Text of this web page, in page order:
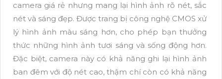
camera giá rẻ nhưng mang lại hình ảnh rõ nét, sắc
nét và sáng đẹp. Được trang bị công nghệ CMOS xử
lý hình ảnh màu sáng hơn, cho phép bạn thưởng
thức những hình ảnh tươi sáng và sống động hơn.
Đặc biệt, camera này có khả năng ghi lại hình ảnh
ban đêm với độ nét cao, thậm chí còn có khả năng